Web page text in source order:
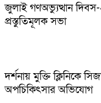
জুলাই গণঅভ্যুত্থান
প্রস্তুতিমূলক সভা
দর্শনায় মুক্তি ক্লিনিকে
অপচিকিৎসার অভিযোগ